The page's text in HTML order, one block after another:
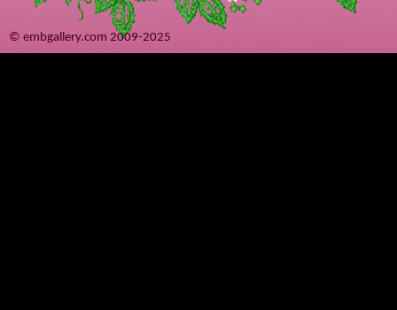
© embgallery.com 2009-2025